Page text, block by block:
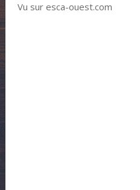
Vu sur esca-ouest.com